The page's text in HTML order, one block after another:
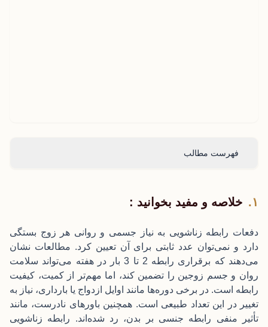
فهرست مطالب
خلاصه و مفید بخوانید :
دفعات رابطه زناشویی به نیاز جسمی و روانی هر زوج بستگی
دارد و نمی‌توان عدد ثابتی برای آن تعیین کرد. مطالعات نشان
می‌دهند که برقراری رابطه 2 تا 3 بار در هفته می‌تواند سلامت
روان و جسم زوجین را تضمین کند، اما مهم‌تر از کمیت، کیفیت
رابطه است. در برخی دوره‌ها مانند اوایل ازدواج یا بارداری، نیاز به
تغییر در این تعداد طبیعی است. همچنین باورهای نادرست، مانند
تأثیر منفی رابطه جنسی بر بدن، رد شده‌اند. رابطه زناشویی